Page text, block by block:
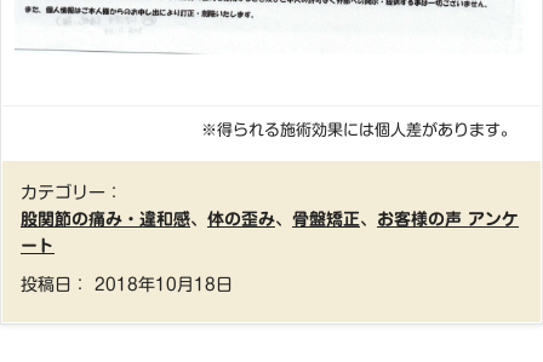
※得られる施術効果には個人差があります。
カテゴリー：
股関節の痛み・違和感、 体の歪み、 骨盤矯正、 お客様の声 アンケ
ート
投稿日： 2018年10月18日